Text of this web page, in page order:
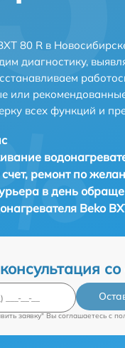
80 R в
диагностику,
или
всех функций и
ремонт по
в день
Beko
заявку" Вы соглашаетесь c